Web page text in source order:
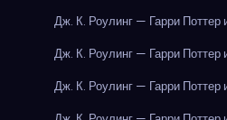
Дж. К. Роулинг — Гарри
Дж. К. Роулинг — Гарри
Дж. К. Роулинг — Гарри